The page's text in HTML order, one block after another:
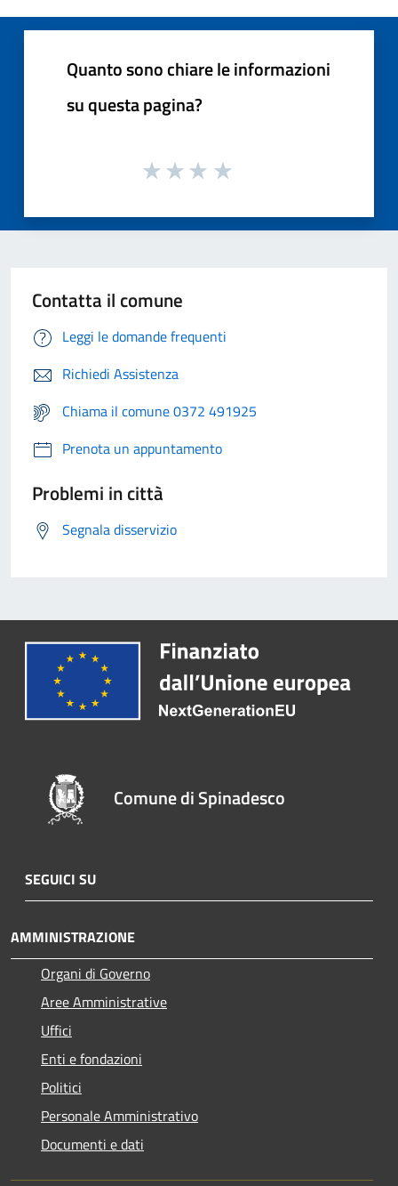
Quanto sono chiare le informazioni
su questa pagina?
Contatta il comune
Leggi le domande frequenti
Richiedi Assistenza
Chiama il comune 0372 491925
Prenota un appuntamento
Problemi in città
Segnala disservizio
Comune di Spinadesco
SEGUICI SU
AMMINISTRAZIONE
Organi di Governo
Aree Amministrative
Uffici
Enti e fondazioni
Politici
Personale Amministrativo
Documenti e dati